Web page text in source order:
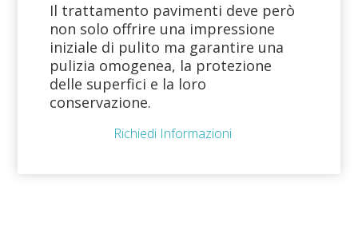
Il trattamento pavimenti deve però
non solo offrire una impressione
iniziale di pulito ma garantire una
pulizia omogenea, la protezione
delle superfici e la loro
conservazione.
Richiedi Informazioni